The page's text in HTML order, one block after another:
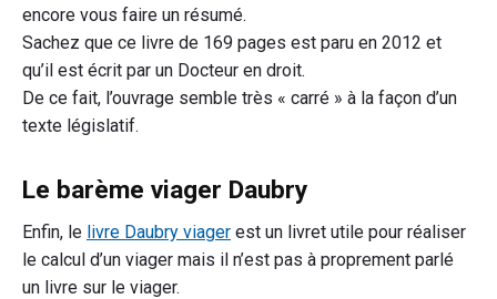
encore vous faire un résumé.
Sachez que ce livre de 169 pages est paru en 2012 et
qu’il est écrit par un Docteur en droit.
De ce fait, l’ouvrage semble très « carré » à la façon d’un
texte législatif.
Le barème viager Daubry
Enfin, le livre Daubry viager est un livret utile pour réaliser
le calcul d’un viager mais il n’est pas à proprement parlé
un livre sur le viager.